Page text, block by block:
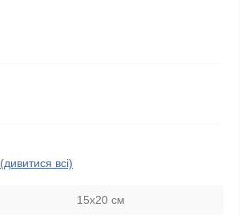
(дивитися всі)
15x20 см